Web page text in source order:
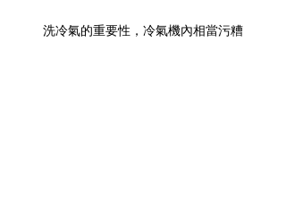
洗冷氣的重要性，冷氣機內相當污糟